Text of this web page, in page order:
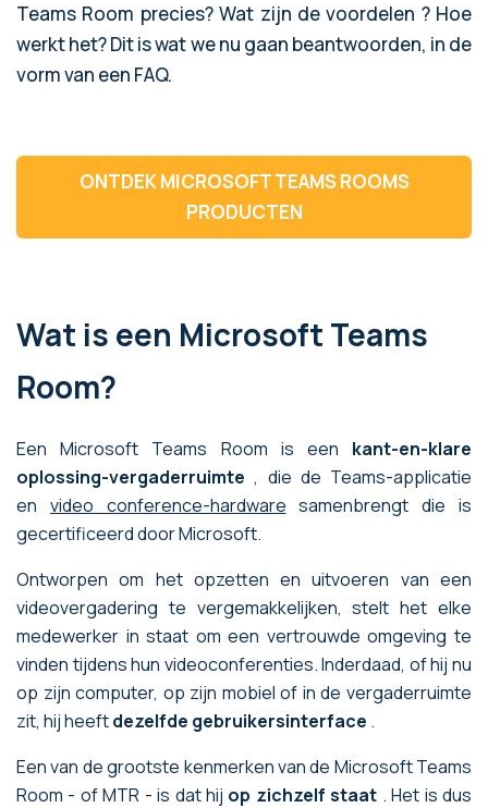
Teams Room precies? Wat zijn de voordelen ? Hoe
werkt het? Dit is wat we nu gaan beantwoorden, in de
vorm van een FAQ.
ONTDEK MICROSOFT TEAMS ROOMS
PRODUCTEN
Wat is een Microsoft Teams
Room?
Een Microsoft Teams Room is een kant-en-klare
oplossing-vergaderruimte , die de Teams-applicatie
en video conference-hardware samenbrengt die is
gecertificeerd door Microsoft.
Ontworpen om het opzetten en uitvoeren van een
videovergadering te vergemakkelijken, stelt het elke
medewerker in staat om een vertrouwde omgeving te
vinden tijdens hun videoconferenties. Inderdaad, of hij nu
op zijn computer, op zijn mobiel of in de vergaderruimte
zit, hij heeftdezelfde gebruikersinterface .
Een van de grootste kenmerken van de Microsoft Teams
Room - of MTR - is dat hij op zichzelf staat . Het is dus